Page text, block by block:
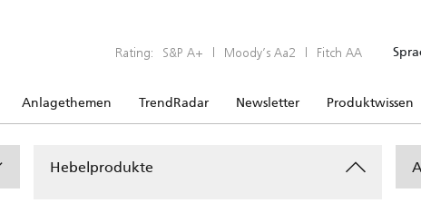
Rating: S&P A+ | Moody’s Aa2 | Fitch AA
Anlagethemen TrendRadar Newsletter Produktwissen
Hebelprodukte